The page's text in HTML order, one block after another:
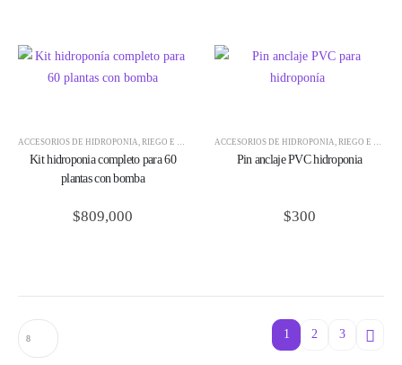
ACCESORIOS DE HIDROPONÍA, RIEGO E HIDROPONÍA
Kit hidroponia completo para 60
plantas con bomba
$809,000
ACCESORIOS DE HIDROPONÍA, RIEGO E HIDROPONÍA
Pin anclaje PVC hidroponia
$300
1 2 3